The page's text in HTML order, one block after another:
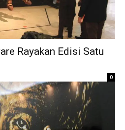
Rayakan Edisi Satu
0